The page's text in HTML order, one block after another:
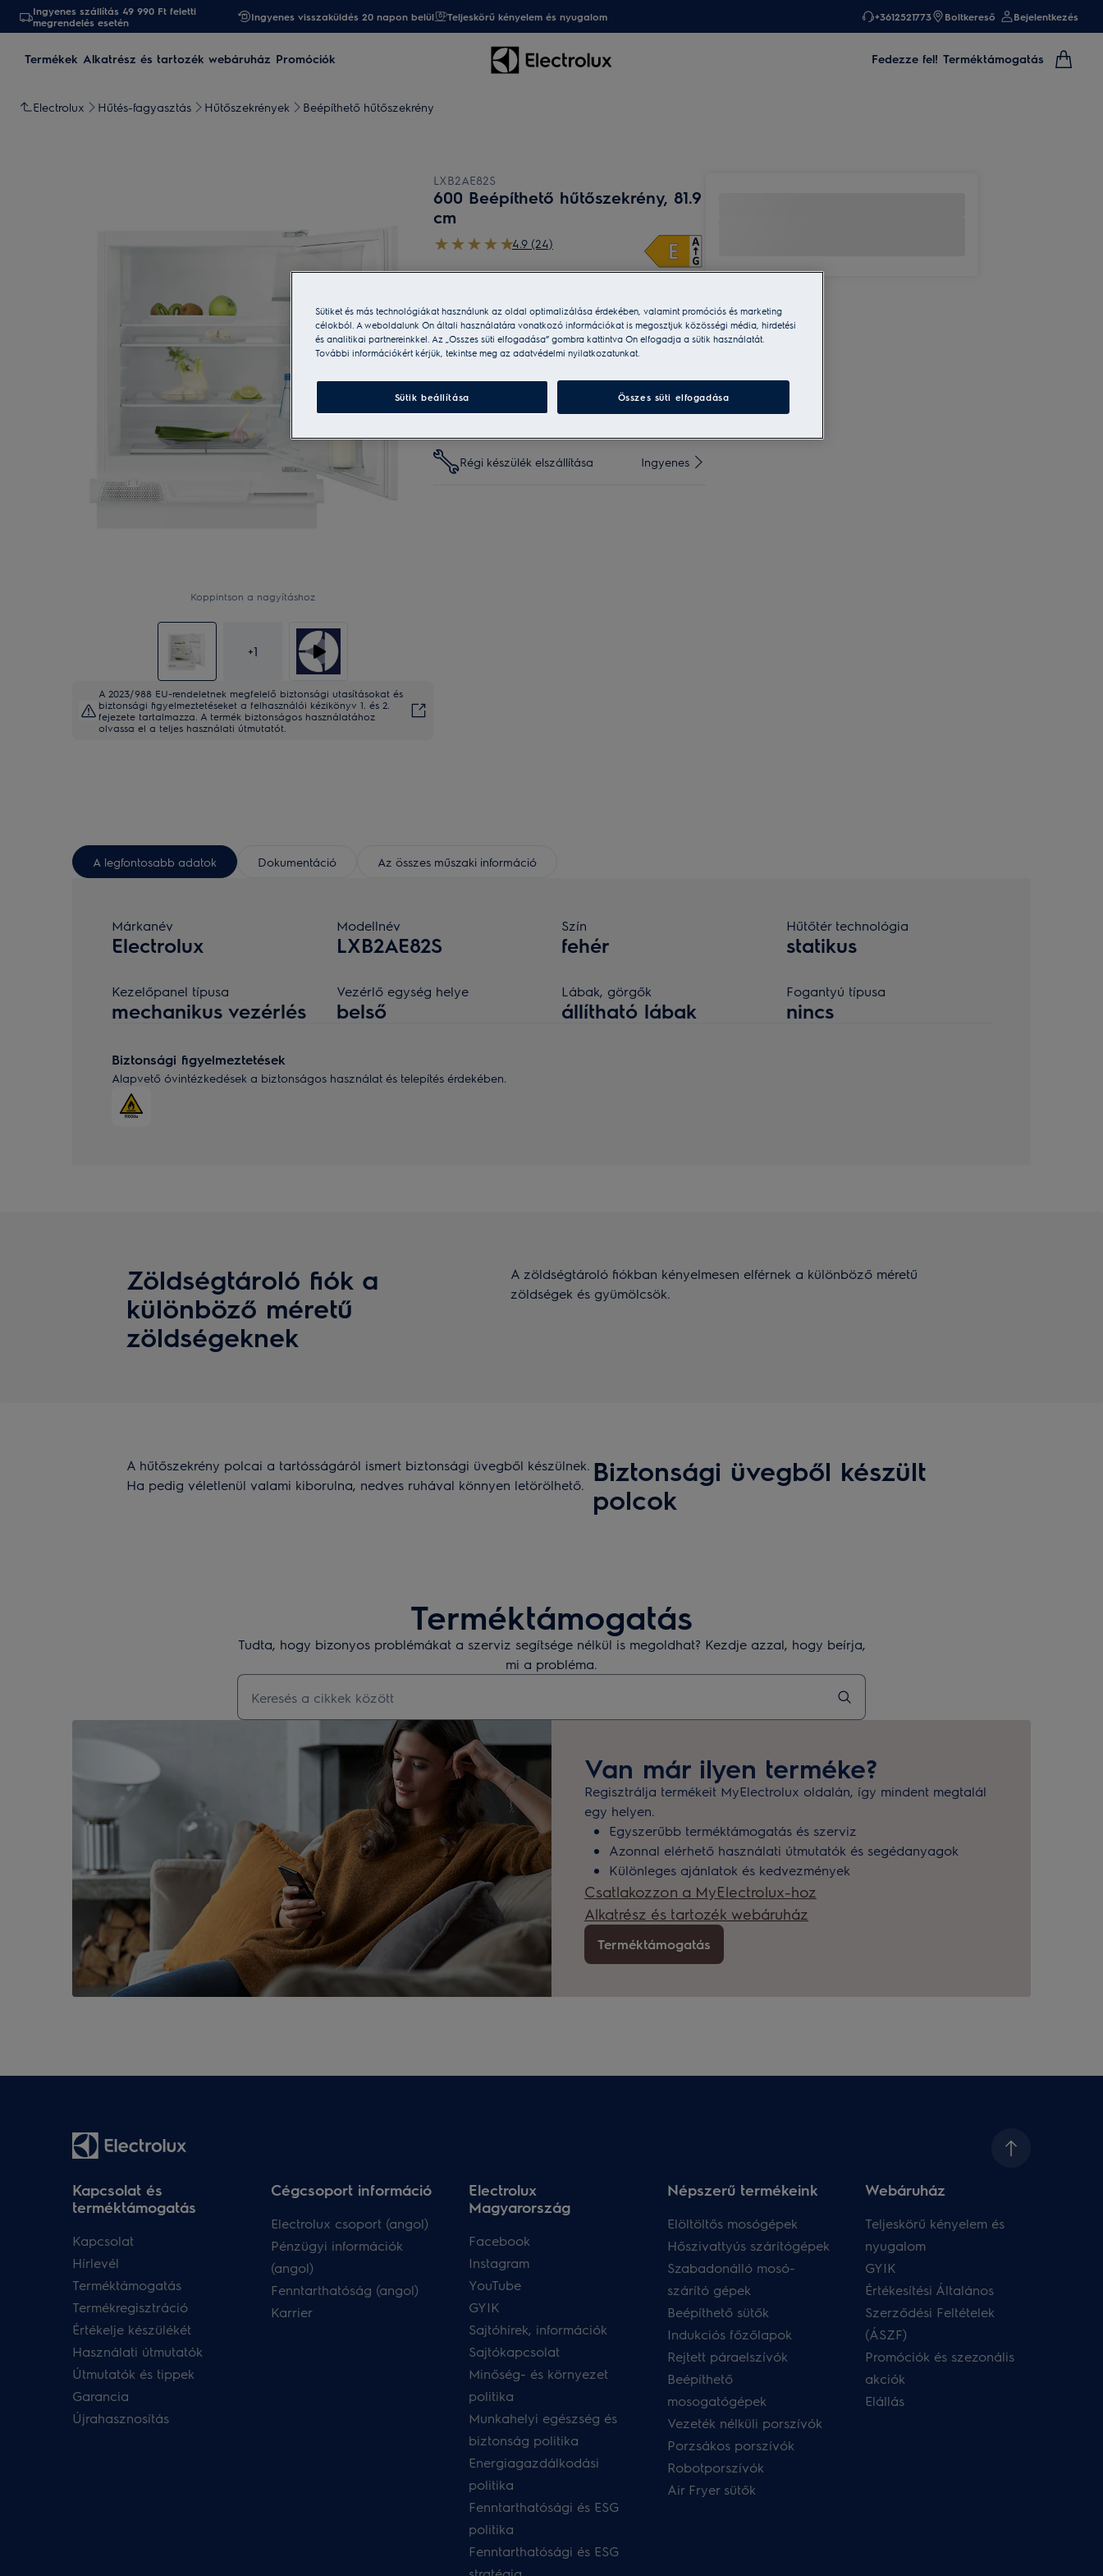
Ingyenes szállítás 49 990 Ft feletti
megrendelés esetén
Ingyenes visszaküldés 20 napon belül Teljeskörű kényelem és nyugalom +3612521773 Boltkereső Bejelentkezés
Termékek Alkatrész és tartozék webáruház Promóciók Fedezze fel! Terméktámogatás
Electrolux Hűtés-fagyasztás Hűtőszekrények Beépíthető hűtőszekrény
Koppintson a nagyításhoz
+1
A 2023/988 EU-rendeletnek megfelelő biztonsági utasításokat és
biztonsági figyelmeztetéseket a felhasználói kézikönyv 1. és 2.
fejezete tartalmazza. A termék biztonságos használatához
olvassa el a teljes használati útmutatót.
LXB2AE82S
600 Beépíthető hűtőszekrény, 81.9
cm
4.9 (24)
Termékismertető adatlap
Stabil hűtőpolcok strapabíró biztonsági üvegből.
Szolgáltatásaink:
Visszaküldés 20 napon belül Ingyenes
Régi készülék elszállítása Ingyenes
A legfontosabb adatok Dokumentáció Az összes műszaki információ
Márkanév
Electrolux
Modellnév
LXB2AE82S
Szín
fehér
Hűtőtér technológia
statikus
Kezelőpanel típusa
mechanikus vezérlés
Vezérlő egység helye
belső
Lábak, görgők
állítható lábak
Fogantyú típusa
nincs
Biztonsági figyelmeztetések
Alapvető óvintézkedések a biztonságos használat és telepítés érdekében.
Zöldségtároló fiók a
különböző méretű
zöldségeknek
A zöldségtároló fiókban kényelmesen elférnek a különböző méretű
zöldségek és gyümölcsök.
Biztonsági üvegből készült
polcok
A hűtőszekrény polcai a tartósságáról ismert biztonsági üvegből készülnek.
Ha pedig véletlenül valami kiborulna, nedves ruhával könnyen letörölhető.
Terméktámogatás
Tudta, hogy bizonyos problémákat a szerviz segítsége nélkül is megoldhat? Kezdje azzal, hogy beírja,
mi a probléma.
Kezdjen el gépelni a terméktámogatási cikkek kereséséhez
Van már ilyen terméke?
Regisztrálja termékeit MyElectrolux oldalán, így mindent megtalál
egy helyen.
Egyszerűbb terméktámogatás és szerviz
Azonnal elérhető használati útmutatók és segédanyagok
Különleges ajánlatok és kedvezmények
Csatlakozzon a MyElectrolux-hoz
Alkatrész és tartozék webáruház
Terméktámogatás
Kapcsolat és
terméktámogatás
Kapcsolat
Hírlevél
Terméktámogatás
Termékregisztráció
Értékelje készülékét
Használati útmutatók
Útmutatók és tippek
Garancia
Újrahasznosítás
Cégcsoport információ
Electrolux csoport (angol)
Pénzügyi információk
(angol)
Fenntarthatóság (angol)
Karrier
Electrolux
Magyarország
Facebook
Instagram
YouTube
GYIK
Sajtóhírek, információk
Sajtókapcsolat
Minőség- és környezet
politika
Munkahelyi egészség és
biztonság politika
Energiagazdálkodási
politika
Fenntarthatósági és ESG
politika
Fenntarthatósági és ESG
Népszerű termékeink
Elöltöltős mosógépek
Hőszivattyús szárítógépek
Szabadonálló mosó-
szárító gépek
Beépíthető sütők
Indukciós főzőlapok
Rejtett páraelszívók
Beépíthető
mosogatógépek
Vezeték nélküli porszívók
Porzsákos porszívók
Robotporszívók
Air Fryer sütők
Webáruház​
Teljeskörű kényelem és
nyugalom
GYIK
Értékesítési Általános
Szerződési Feltételek
(ÁSZF)
Promóciók és szezonális
akciók
Elállás
Sütiket és más technológiákat használunk az oldal optimalizálása érdekében, valamint promóciós és marketing
célokból. A weboldalunk Ön általi használatára vonatkozó információkat is megosztjuk közösségi média, hirdetési
és analitikai partnereinkkel. Az „Összes süti elfogadása” gombra kattintva Ön elfogadja a sütik használatát.
További információkért kérjük, tekintse meg az adatvédelmi nyilatkozatunkat.
Sütik beállítása Összes süti elfogadása